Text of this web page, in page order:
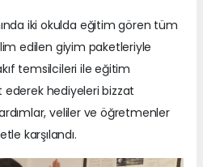
iki okulda eğitim gören tüm
edilen giyim paketleriyle
temsilcileri ile eğitim
ederek hediyeleri bizzat
veliler ve öğretmenler
karşılandı.